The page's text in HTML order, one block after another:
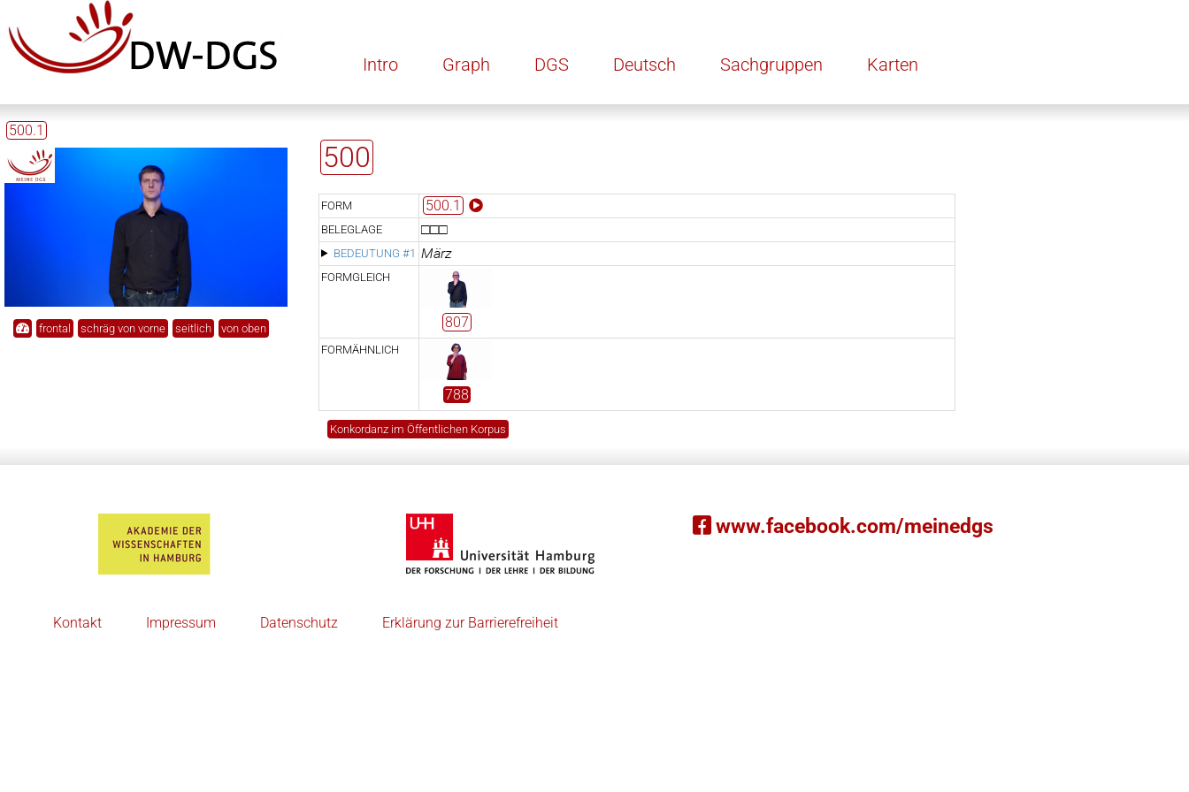
Intro Graph DGS Deutsch Sachgruppen Karten
500.1
frontal schräg von vorne seitlich von oben
500
FORM 500.1
BELEGLAGE □□□
BEDEUTUNG #1 März
FORMGLEICH
807
FORMÄHNLICH
788
Konkordanz im Öffentlichen Korpus
www.facebook.com/meinedgs
Kontakt Impressum Datenschutz Erklärung zur Barrierefreiheit